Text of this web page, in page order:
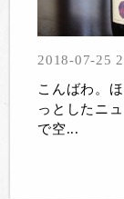
2018-07-25
こんばわ。
っとしたニ
で空...